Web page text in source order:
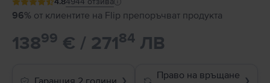
96% от клиентите на Flip препоръчват продукта
13899 € / 27184 ЛВ
❯
Право на връщане
❯